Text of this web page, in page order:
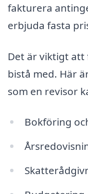
fakturera
erbjuda fasta
Det är viktigt att
bistå med. Här
som en revisor
Bokföring